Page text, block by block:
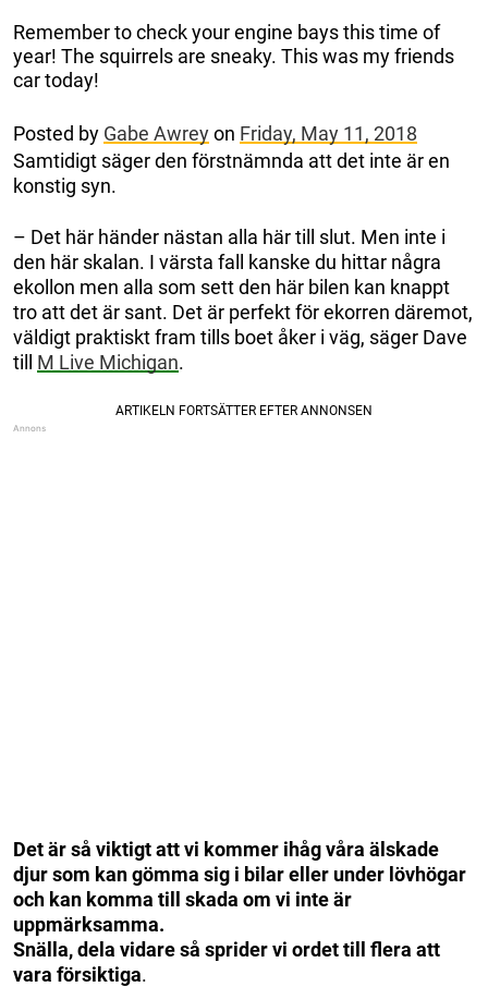
Remember to check your engine bays this time of
year! The squirrels are sneaky. This was my friends
car today!
Posted by Gabe Awreyon Friday, May 11, 2018
Samtidigt säger den förstnämnda att det inte är en
konstig syn.
– Det här händer nästan alla här till slut. Men inte i
den här skalan. I värsta fall kanske du hittar några
ekollon men alla som sett den här bilen kan knappt
tro att det är sant. Det är perfekt för ekorren däremot,
väldigt praktiskt fram tills boet åker i väg, säger Dave
till M Live Michigan.
Det är så viktigt att vi kommer ihåg våra älskade
djur som kan gömma sig i bilar eller under lövhögar
och kan komma till skada om vi inte är
uppmärksamma.
Snälla, dela vidare så sprider vi ordet till flera att
vara försiktiga.